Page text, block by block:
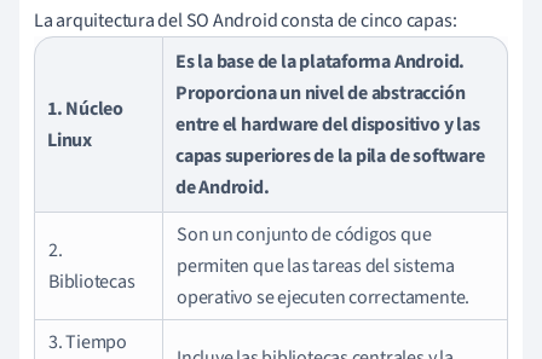
La arquitectura del SO Android consta de cinco capas:
1. Núcleo
Linux
Es la base de la plataforma Android.
Proporciona un nivel de abstracción
entre el hardware del dispositivo y las
capas superiores de la pila de software
de Android.
2.
Bibliotecas
Son un conjunto de códigos que
permiten que las tareas del sistema
operativo se ejecuten correctamente.
3. Tiempo